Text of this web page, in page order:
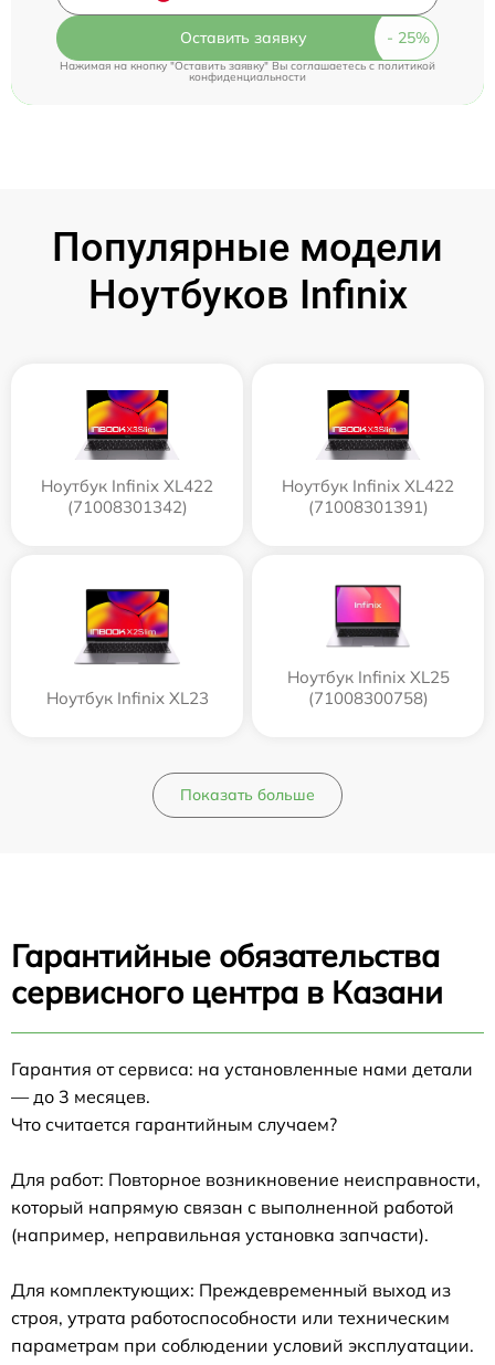
Оставить заявку
Нажимая на кнопку "Оставить заявку" Вы соглашаетесь cполитикой
конфиденциальности
Популярные модели
Ноутбуков Infinix
Ноутбук Infinix XL422
(71008301342)
Ноутбук Infinix XL422
(71008301391)
Ноутбук Infinix XL23
Ноутбук Infinix XL25
(71008300758)
Показать больше
Гарантийные обязательства
сервисного центра в Казани
Гарантия от сервиса: на установленные нами детали
— до 3 месяцев.
Что считается гарантийным случаем?
Для работ: Повторное возникновение неисправности,
который напрямую связан с выполненной работой
(например, неправильная установка запчасти).
Для комплектующих: Преждевременный выход из
строя, утрата работоспособности или техническим
параметрам при соблюдении условий эксплуатации.